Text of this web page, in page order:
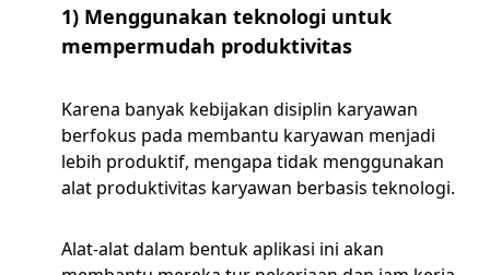
1) Menggunakan teknologi untuk
mempermudah produktivitas
Karena banyak kebijakan disiplin karyawan
berfokus pada membantu karyawan menjadi
lebih produktif, mengapa tidak menggunakan
alat produktivitas karyawan berbasis teknologi.
Alat-alat dalam bentuk aplikasi ini akan